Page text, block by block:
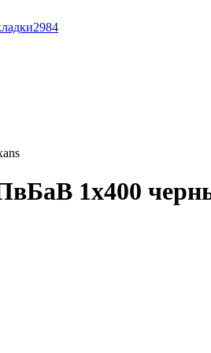
2984
1x400